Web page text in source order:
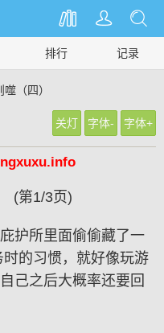
排行 记录
（四）
关灯 字体- 字体+
(第1/3页)
护所里面偷偷藏了一
的习惯，就好像玩游
己之后大概率还要回